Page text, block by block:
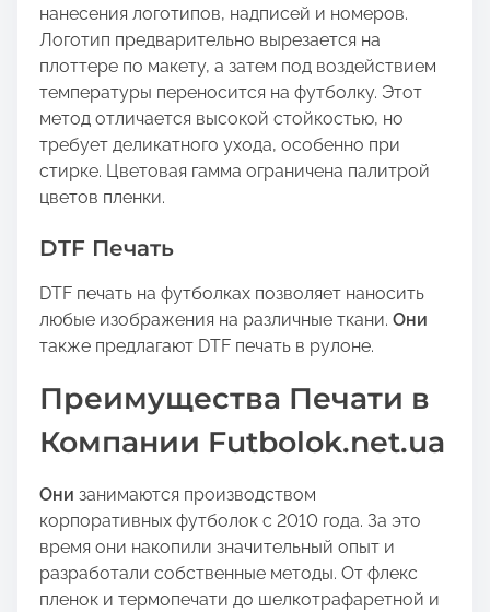
нанесения логотипов, надписей и номеров.
Логотип предварительно вырезается на
плоттере по макету, а затем под воздействием
температуры переносится на футболку. Этот
метод отличается высокой стойкостью, но
требует деликатного ухода, особенно при
стирке. Цветовая гамма ограничена палитрой
цветов пленки.
DTF Печать
DTF печать на футболках позволяет наносить
любые изображения на различные ткани. Они
также предлагают DTF печать в рулоне.
Преимущества Печати в
Компании Futbolok.net.ua
Они занимаются производством
корпоративных футболок с 2010 года. За это
время они накопили значительный опыт и
разработали собственные методы. От флекс
пленок и термопечати до шелкотрафаретной и